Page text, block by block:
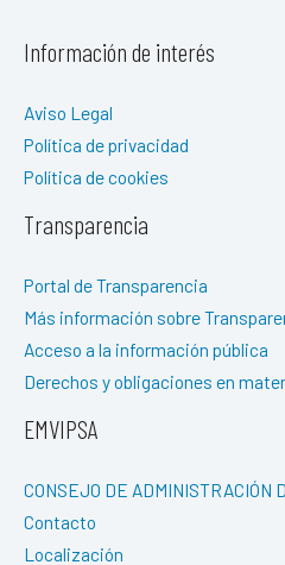
Información de interés
Aviso Legal
Política de privacidad
Política de cookies
Transparencia
Portal de Transparencia
Más información sobre
Acceso a la información pública
Derechos y obligaciones en
EMVIPSA
CONSEJO DE ADMINISTRACIÓN
Contacto
Localización